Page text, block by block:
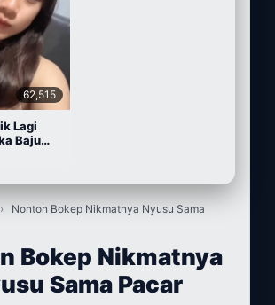
62,515
Lagi
Baju
›
Nonton Bokep Nikmatnya Nyusu Sama
Bokep Nikmatnya
Sama Pacar